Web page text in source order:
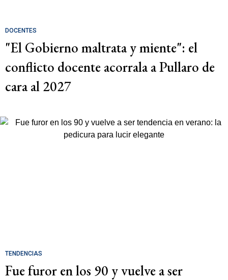
DOCENTES
"El Gobierno maltrata y miente": el
conflicto docente acorrala a Pullaro de
cara al 2027
TENDENCIAS
Fue furor en los 90 y vuelve a ser